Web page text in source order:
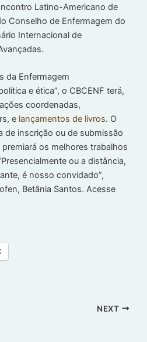
Latino-Americano de
Conselho de Enfermagem do
Internacional de
da Enfermagem
e ética”, o CBCENF terá,
coordenadas,
e lançamentos de livros. O
de inscrição ou de submissão
os melhores trabalhos
ou a distância,
é nosso convidado”,
Betânia Santos. Acesse
NEXT